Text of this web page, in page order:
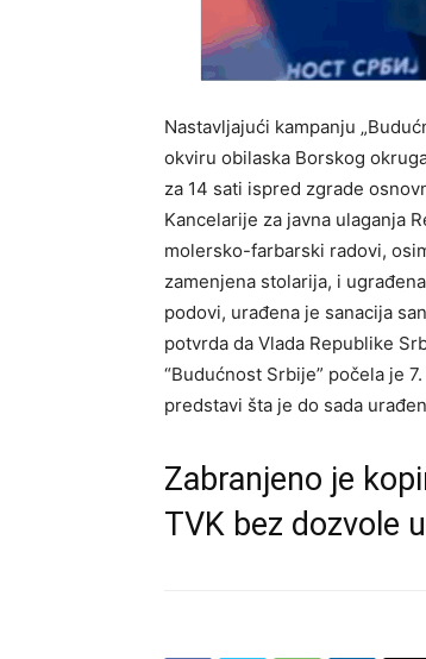
Nastavljajući kampanju
okviru obilaska Borskog
za 14 sati ispred zgrade
Kancelarije za javna ulaganja
molersko-farbarski radovi,
zamenjena stolarija, i
podovi, urađena je sanacija
potvrda da Vlada Republike
“Budućnost Srbije” počela je
predstavi šta je do sada
Zabranjeno je
TVK bez dozvole